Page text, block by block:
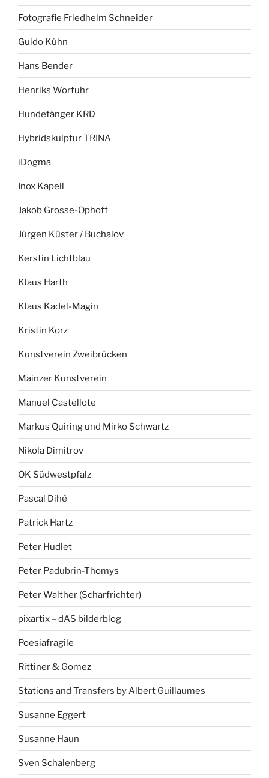
Fotografie Friedhelm Schneider
Guido Kühn
Hans Bender
Henriks Wortuhr
Hundefänger KRD
Hybridskulptur TRINA
iDogma
Inox Kapell
Jakob Grosse-Ophoff
Jürgen Küster / Buchalov
Kerstin Lichtblau
Klaus Harth
Klaus Kadel-Magin
Kristin Korz
Kunstverein Zweibrücken
Mainzer Kunstverein
Manuel Castellote
Markus Quiring und Mirko Schwartz
Nikola Dimitrov
OK Südwestpfalz
Pascal Dihé
Patrick Hartz
Peter Hudlet
Peter Padubrin-Thomys
Peter Walther (Scharfrichter)
pixartix – dAS bilderblog
Poesiafragile
Rittiner & Gomez
Stations and Transfers by Albert Guillaumes
Susanne Eggert
Susanne Haun
Sven Schalenberg